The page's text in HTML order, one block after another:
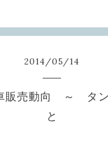
2014/05/14
販売動向 ～ タ
と